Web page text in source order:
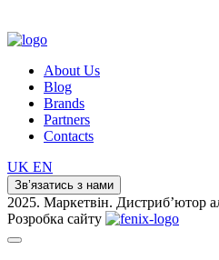
About Us
Blog
Brands
Partners
Contacts
UK EN
Зв’язатись з нами
2025. Маркетвін. Дистриб’ютор
Розробка сайту